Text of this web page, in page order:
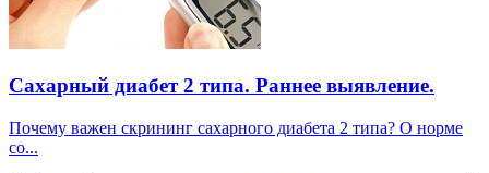
Сахарный диабет 2 типа. Раннее выявление.
Почему важен скрининг сахарного диабета 2 типа? О норме
со...